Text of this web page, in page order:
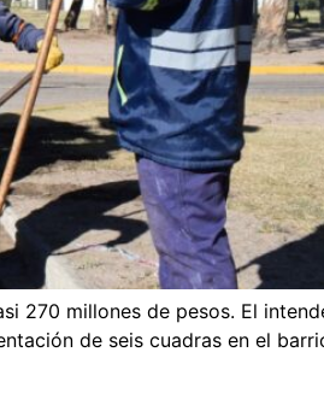
270 millones de pesos. El
de seis cuadras en el